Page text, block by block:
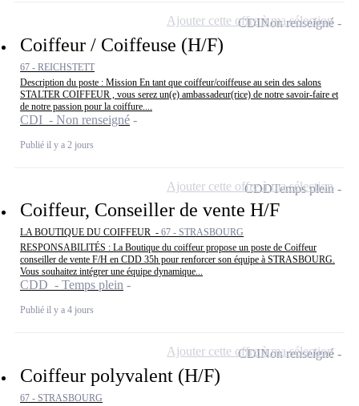
Coiffeur / Coiffeuse (H/F)
67 - REICHSTETT
Description du poste : Mission En tant que coiffeur/coiffeuse au sein des salons
STALTER COIFFEUR , vous serez un(e) ambassadeur(rice) de notre savoir-faire et
de notre passion pour la coiffure....
CDI - Non renseigné
Publié il y a 2 jours
CDINon renseigné
Ajouter cette offre à ma sélection
Coiffeur, Conseiller de vente H/F
LA BOUTIQUE DU COIFFEUR - 67 - STRASBOURG
RESPONSABILITÉS : La Boutique du coiffeur propose un poste de Coiffeur
conseiller de vente F/H en CDD 35h pour renforcer son équipe à STRASBOURG.
Vous souhaitez intégrer une équipe dynamique...
CDD - Temps plein
Publié il y a 4 jours
CDDTemps plein
Ajouter cette offre à ma sélection
Coiffeur polyvalent (H/F)
67 - STRASBOURG
CDINon renseigné
Ajouter cette offre à ma sélection